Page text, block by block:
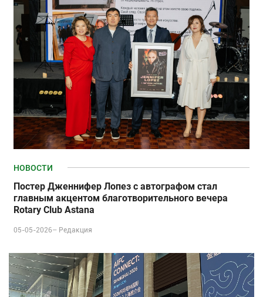
НОВОСТИ
Постер Дженнифер Лопез с автографом стал
главным акцентом благотворительного вечера
Rotary Club Astana
05-05-2026– Редакция